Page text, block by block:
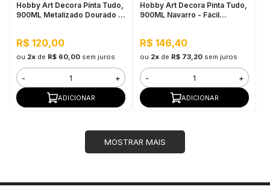
Hobby Art Decora Pinta Tudo,
900ML Metalizado Dourado -
R$ 120,00
ou 2xde R$ 60,00 sem juros
- +
ADICIONAR
Hobby Art Decora Pinta Tudo,
900ML Navarro - Fácil
R$ 146,40
ou 2xde R$ 73,20 sem juros
- +
ADICIONAR
MOSTRAR MAIS